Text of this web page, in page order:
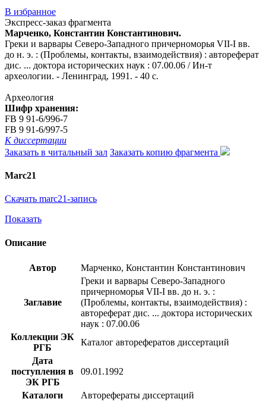
В избранное
Экспресс-заказ фрагмента
Марченко, Константин Константинович.
Греки и варвары Северо-Западного причерноморья VII-I вв.
до н. э. : (Проблемы, контакты, взаимодействия) : автореферат
дис. ... доктора исторических наук : 07.00.06 / Ин-т
археологии. - Ленинград, 1991. - 40 с.
Археология
Шифр хранения:
FB 9 91-6/996-7
FB 9 91-6/997-5
К диссертации
Заказать в читальный зал Заказать копию фрагмента
Marc21
Скачать marc21-запись
Показать
Описание
Автор Марченко, Константин Константинович
Заглавие
Греки и варвары Северо-Западного
причерноморья VII-I вв. до н. э. :
(Проблемы, контакты, взаимодействия) :
автореферат дис. ... доктора исторических
наук : 07.00.06
Коллекции ЭК
РГБ
Каталог авторефератов диссертаций
Дата
поступления в
ЭК РГБ
09.01.1992
Каталоги
Авторефераты диссертаций